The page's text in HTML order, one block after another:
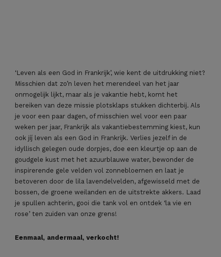
‘Leven als een God in Frankrijk’, wie kent de uitdrukking niet?
Misschien dat zo’n leven het merendeel van het jaar
onmogelijk lijkt, maar als je vakantie hebt, komt het
bereiken van deze missie plotsklaps stukken dichterbij. Als
je voor een paar dagen, of misschien wel voor een paar
weken per jaar, Frankrijk als vakantiebestemming kiest, kun
ook jíj leven als een God in Frankrijk. Verlies jezelf in de
idyllisch gelegen oude dorpjes, doe een kleurtje op aan de
goudgele kust met het azuurblauwe water, bewonder de
inspirerende gele velden vol zonnebloemen en laat je
betoveren door de lila lavendelvelden, afgewisseld met de
bossen, de groene weilanden en de uitstrekte akkers. Laad
je spullen achterin, gooi die tank vol en ontdek ‘la vie en
rose’ ten zuiden van onze grens!
Eenmaal, andermaal, verkocht!